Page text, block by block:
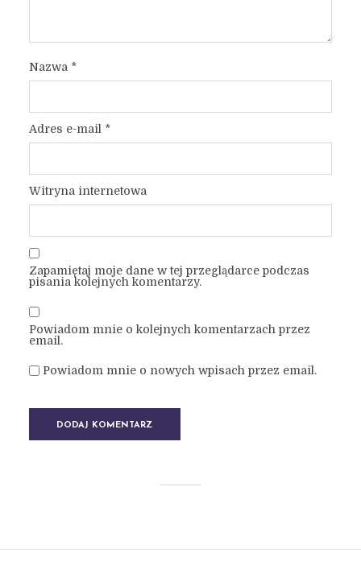
Nazwa *
Adres e-mail *
Witryna internetowa
Zapamiętaj moje dane w tej przeglądarce podczas
pisania kolejnych komentarzy.
Powiadom mnie o kolejnych komentarzach przez
email.
Powiadom mnie o nowych wpisach przez email.